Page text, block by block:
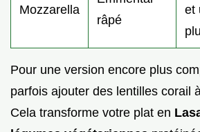
Mozzarella
râpé
et
Pour une version encore plus
parfois ajouter des lentilles corail
Cela transforme votre plat en